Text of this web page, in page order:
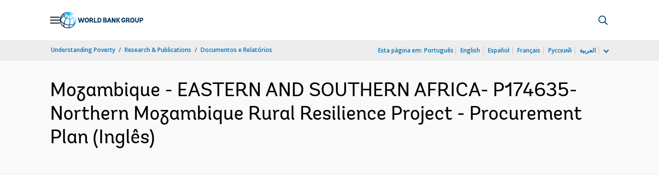
Understanding Poverty Research & Publications Documentos e Relatórios Esta página em: Português English Español Français Русский العربية
Mozambique - EASTERN AND SOUTHERN AFRICA- P174635-
Northern Mozambique Rural Resilience Project - Procurement
Plan (Inglês)